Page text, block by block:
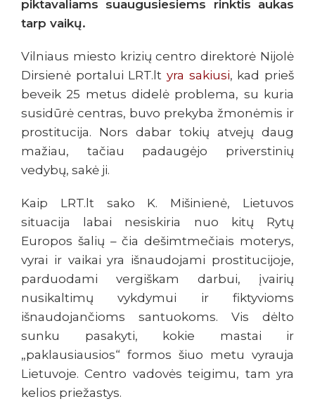
piktavaliams suaugusiesiems rinktis aukas
tarp vaikų.
Vilniaus miesto krizių centro direktorė Nijolė
Dirsienė portalui LRT.lt yra sakiusi, kad prieš
beveik 25 metus didelė problema, su kuria
susidūrė centras, buvo prekyba žmonėmis ir
prostitucija. Nors dabar tokių atvejų daug
mažiau, tačiau padaugėjo priverstinių
vedybų, sakė ji.
Kaip LRT.lt sako K. Mišinienė, Lietuvos
situacija labai nesiskiria nuo kitų Rytų
Europos šalių – čia dešimtmečiais moterys,
vyrai ir vaikai yra išnaudojami prostitucijoje,
parduodami vergiškam darbui, įvairių
nusikaltimų vykdymui ir fiktyvioms
išnaudojančioms santuokoms. Vis dėlto
sunku pasakyti, kokie mastai ir
„paklausiausios“ formos šiuo metu vyrauja
Lietuvoje. Centro vadovės teigimu, tam yra
kelios priežastys.